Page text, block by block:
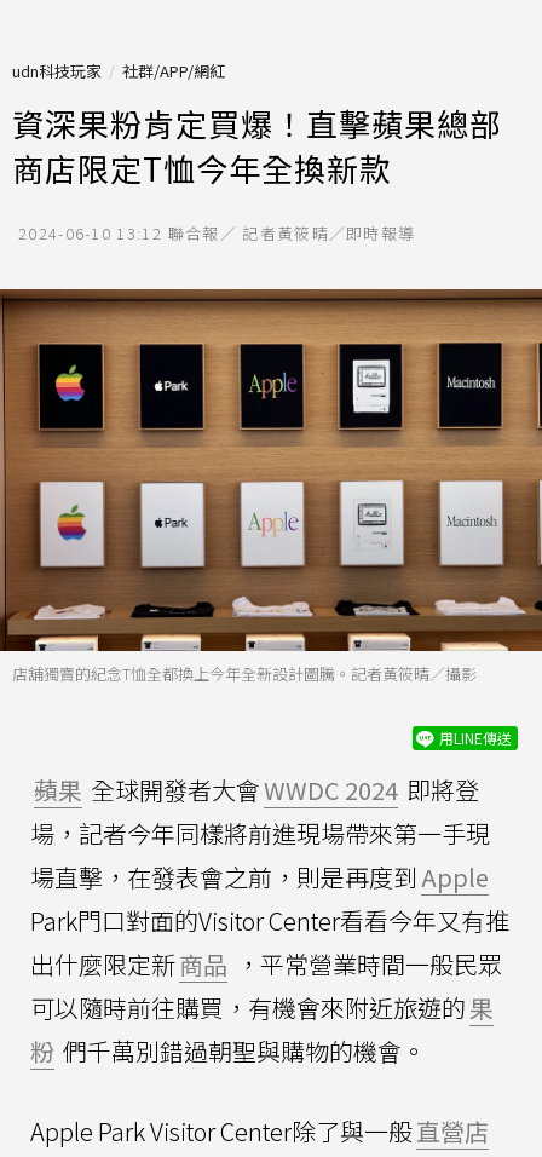
udn科技玩家 社群/APP/網紅
資深果粉肯定買爆！直擊蘋果總部
商店限定T恤今年全換新款
2024-06-10 13:12 聯合報／ 記者黃筱晴／即時報導
店舖獨賣的紀念T恤全都換上今年全新設計圖騰。記者黃筱晴／攝影
用LINE傳送
蘋果 全球開發者大會WWDC 2024 即將登
場，記者今年同樣將前進現場帶來第一手現
場直擊，在發表會之前，則是再度到 Apple
Park門口對面的Visitor Center看看今年又有推
出什麼限定新商品 ，平常營業時間一般民眾
可以隨時前往購買，有機會來附近旅遊的果
粉 們千萬別錯過朝聖與購物的機會。
Apple Park Visitor Center除了與一般直營店